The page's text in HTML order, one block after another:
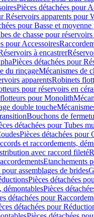
Pièces détachées pour
Réservoirs apparents pour
pour Basse et
de chasse pour
pour Accessoires
à encastrer
Pièces détachées pour
du rinçageMécanismes de
apparentsRobinets
pour réservoirs en
pour Monolith
double touche
Bouchons de
détachées pour Tubes
Pièces détachées pour
et raccordements,
avec raccord fileté
Etanchements
assemblages de brides
Pièces détachées
démontablesPièces
détachées pour
détachées pour